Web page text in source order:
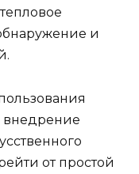
и
внедрение
от простой